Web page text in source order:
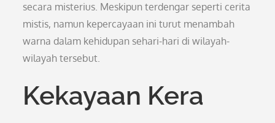
secara misterius. Meskipun terdengar seperti cerita
mistis, namun kepercayaan ini turut menambah
warna dalam kehidupan sehari-hari di wilayah-
wilayah tersebut.
Kekayaan Kera